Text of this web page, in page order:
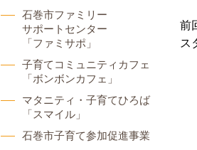
前
ス
石巻市ファミリー
サポートセンター
「ファミサポ」
子育てコミュニティカフェ
「ボンボンカフェ」
マタニティ・子育てひろば
「スマイル」
石巻市子育て参加促進事業